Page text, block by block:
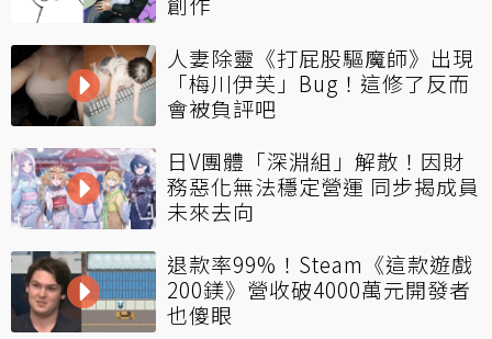
人妻除靈《打屁股驅魔師》出現
「梅川伊芙」Bug！這修了反而
會被負評吧
日V團體「深淵組」解散！因財
務惡化無法穩定營運 同步揭成員
未來去向
退款率99%！Steam《這款遊戲
200鎂》營收破4000萬元開發者
也傻眼